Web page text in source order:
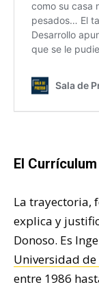
El
La trayectoria,
explica y
Donoso. Es
Universidad de
entre 1986